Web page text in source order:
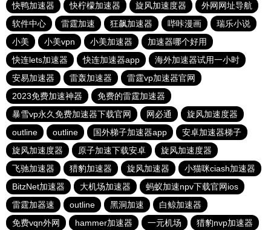
快鸭加速器
快柠檬加速器 旋风加速度器
外网网址导航
软件中心
雷霆加速 狂飙加速器 哔咔漫画
瑞乐小说
小美
小美vpn 小美加速器
加速器哪个好用
快连lets加速器
快连加速器app
海外加速器试用一小时
安易加速器
雷轰加速器
雷霆vp加速器官网
2023免费加速神器
免费的雷霆加速器
暴雪vp永久免费加速器下载官网
网必通
旋风加速度器
outline
outline 国外梯子加速器app
安卓加速器梯子
旋风加速度器
原子加速下载安卓
旋风加速度器
飞驰加速器
猎豹加速器 旋风加速器
小猫咪ciash加速器
BitzNet加速器
大机场加速器
蚂蚁加速npv下载官网ios
雷霆加器速
outline 黑洞加速
白鲸加速器
免费vqn外网
hammer加速器 一元机场 猎豹nvp加速器